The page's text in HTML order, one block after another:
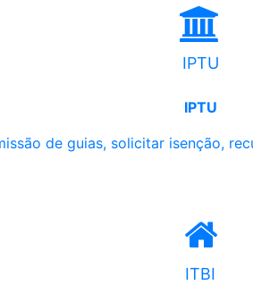
IPTU
IPTU
de guias, solicitar isenção,
ITBI